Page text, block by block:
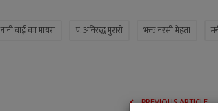
नानी बाई का मायरा पं. अनिरुद्ध मुरारी भक्त नरसी मेहता
PREVIOUS ARTICLE